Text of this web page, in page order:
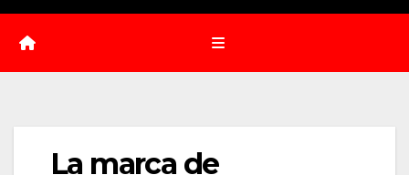
La marca de